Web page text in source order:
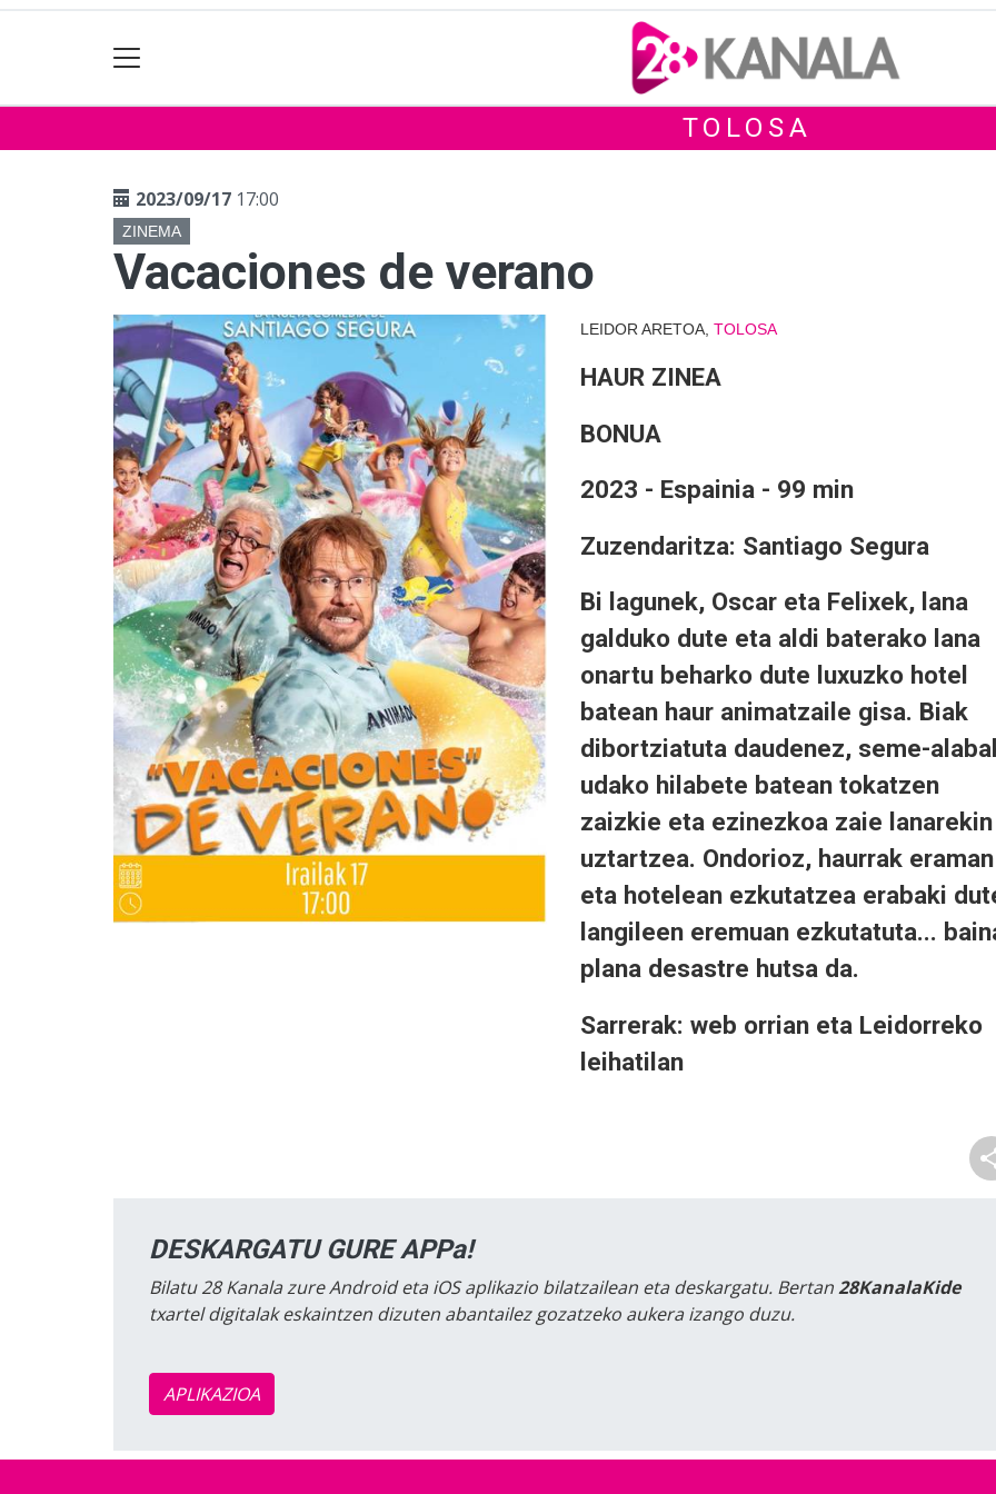
TOLOSA
2023/09/17 17:00
ZINEMA
Vacaciones de verano
LEIDOR ARETOA, TOLOSA
HAUR ZINEA
BONUA
2023 - Espainia - 99 min
Zuzendaritza: Santiago Segura
Bi lagunek, Oscar eta Felixek, lana
galduko dute eta aldi baterako lana
onartu beharko dute luxuzko hotel
batean haur animatzaile gisa. Biak
dibortziatuta daudenez, seme-
udako hilabete batean tokatzen
zaizkie eta ezinezkoa zaie lanarekin
uztartzea. Ondorioz, haurrak eraman
eta hotelean ezkutatzea erabaki
langileen eremuan ezkutatuta...
plana desastre hutsa da.
Sarrerak: web orrian eta Leidorreko
leihatilan
DESKARGATU GURE APPa!
Bilatu 28 Kanala zure Android eta iOS aplikazio bilatzailean eta deskargatu. Bertan28KanalaKide
txartel digitalak eskaintzen dizuten abantailez gozatzeko aukera izango duzu.
APLIKAZIOA